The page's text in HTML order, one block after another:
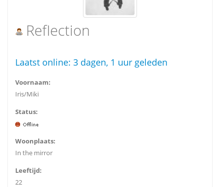
RefIection
Laatst online: 3 dagen, 1 uur geleden
Voornaam:
Iris/Miki
Status:
Woonplaats:
In the mirror
Leeftijd:
22